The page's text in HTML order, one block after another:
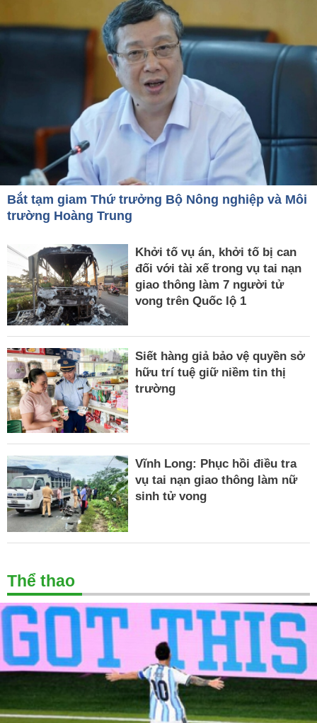
Bắt tạm giam Thứ trưởng Bộ Nông nghiệp và Môi
trường Hoàng Trung
Khởi tố vụ án, khởi tố bị can
đối với tài xế trong vụ tai nạn
giao thông làm 7 người tử
vong trên Quốc lộ 1
Siết hàng giả bảo vệ quyền sở
hữu trí tuệ giữ niềm tin thị
trường
Vĩnh Long: Phục hồi điều tra
vụ tai nạn giao thông làm nữ
sinh tử vong
Thể thao